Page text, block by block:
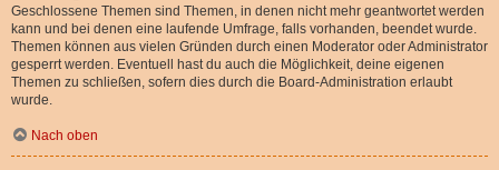
Geschlossene Themen sind Themen, in denen nicht mehr geantwortet werden
kann und bei denen eine laufende Umfrage, falls vorhanden, beendet wurde.
Themen können aus vielen Gründen durch einen Moderator oder Administrator
gesperrt werden. Eventuell hast du auch die Möglichkeit, deine eigenen
Themen zu schließen, sofern dies durch die Board-Administration erlaubt
wurde.
Nach oben